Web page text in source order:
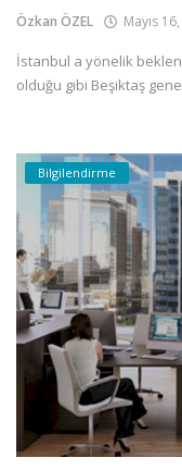
Özkan ÖZEL Mayıs
İstanbul a yönelik
olduğu gibi Beşiktaş
Bilgilendirme